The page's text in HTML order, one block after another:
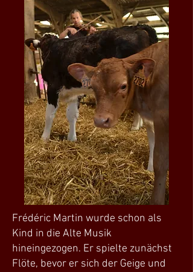
Frédéric Martin wurde schon als
Kind in die Alte Musik
hineingezogen. Er spielte zunächst
Flöte, bevor er sich der Geige und